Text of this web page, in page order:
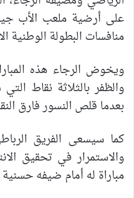
منافسات البطولة الوطنية
ويخوض الرجاء هذه
والظفر بالثلاثة نقاط
بعدما قلص النسور فارق
كما سيسعى الفريق
والاستمرار في تحقيق
مباراة له أمام ضيفه